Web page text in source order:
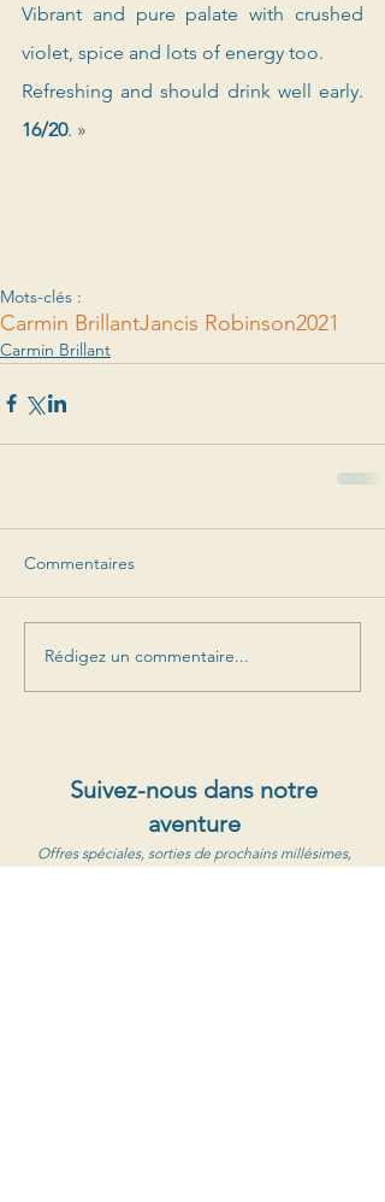
Vibrant and pure palate with crushed
violet, spice and lots of energy too.
16/20. »
Mots-clés :
Carmin BrillantJancis Robinson2021
Carmin Brillant
Commentaires
Rédigez un commentaire...
Suivez-nous dans notre
aventure
Offres spéciales, sorties de prochains millésimes,